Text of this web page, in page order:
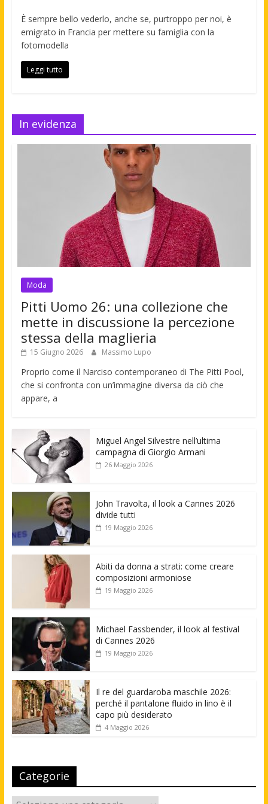
È sempre bello vederlo, anche se, purtroppo per noi, è
emigrato in Francia per mettere su famiglia con la
fotomodella
Leggi tutto
In evidenza
Moda
Pitti Uomo 26: una collezione che
mette in discussione la percezione
stessa della maglieria
15 Giugno 2026 Massimo Lupo
Proprio come il Narciso contemporaneo di The Pitti Pool,
che si confronta con un’immagine diversa da ciò che
appare, a
Miguel Angel Silvestre nell’ultima
campagna di Giorgio Armani
26 Maggio 2026
John Travolta, il look a Cannes 2026
divide tutti
19 Maggio 2026
Abiti da donna a strati: come creare
composizioni armoniose
19 Maggio 2026
Michael Fassbender, il look al festival
di Cannes 2026
19 Maggio 2026
Il re del guardaroba maschile 2026:
perché il pantalone fluido in lino è il
capo più desiderato
4 Maggio 2026
Categorie